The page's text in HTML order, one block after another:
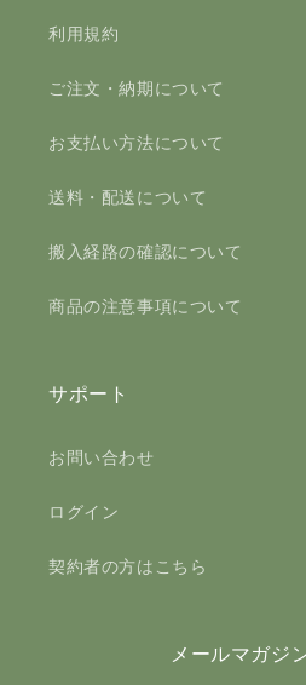
利用規約
ご注文・納期について
お支払い方法について
送料・配送について
搬入経路の確認について
商品の注意事項について
サポート
お問い合わせ
ログイン
契約者の方はこちら
メールマガジ